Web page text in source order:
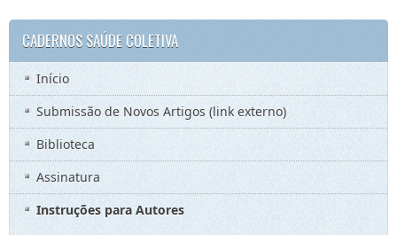
CADERNOS SAÚDE COLETIVA
Início
Submissão de Novos Artigos (link externo)
Biblioteca
Assinatura
Instruções para Autores